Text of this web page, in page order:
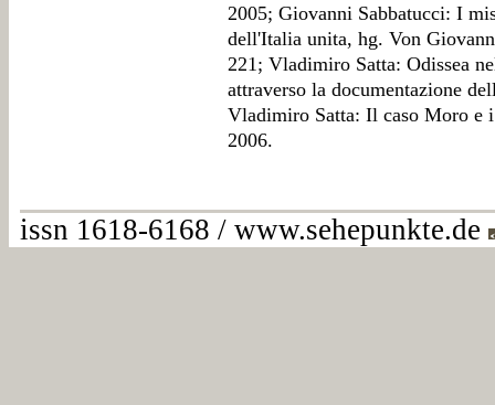
2005; Giovanni Sabbatucci: I
dell'Italia unita, hg. Von
221; Vladimiro Satta: Odissea
attraverso la documentazione
Vladimiro Satta: Il caso Moro e
2006.
issn 1618-6168 / www.sehepunkte.de